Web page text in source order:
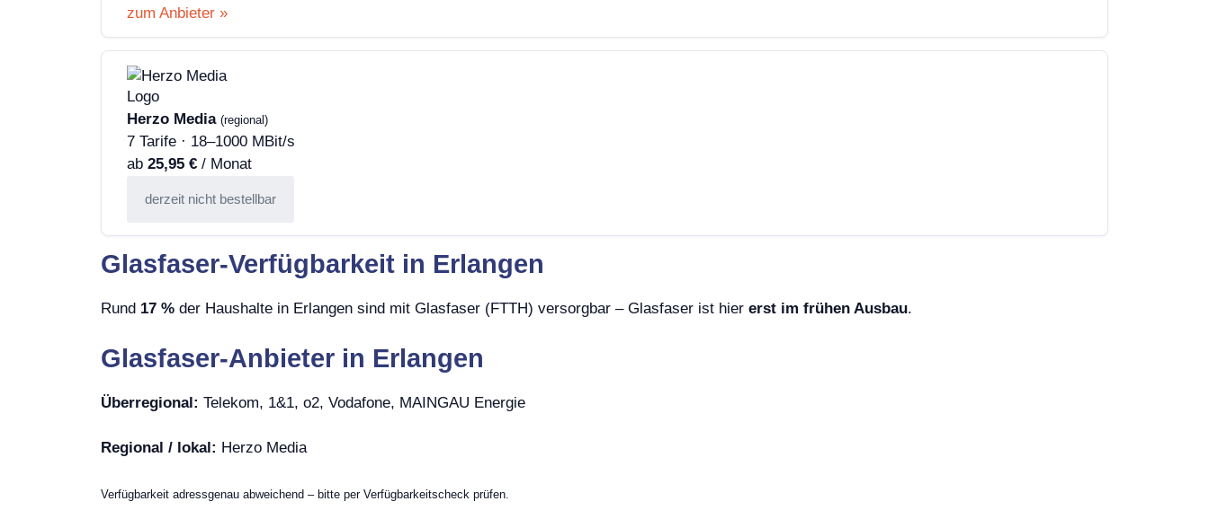
zum Anbieter »
Herzo Media (regional)
7 Tarife · 18–1000 MBit/s
ab 25,95 € / Monat
derzeit nicht bestellbar
Glasfaser-Verfügbarkeit in Erlangen
Rund 17 % der Haushalte in Erlangen sind mit Glasfaser (FTTH) versorgbar – Glasfaser ist hier erst im frühen Ausbau.
Glasfaser-Anbieter in Erlangen
Überregional: Telekom, 1&1, o2, Vodafone, MAINGAU Energie
Regional / lokal: Herzo Media
Verfügbarkeit adressgenau abweichend – bitte per Verfügbarkeitscheck prüfen.